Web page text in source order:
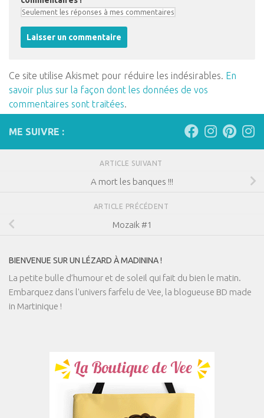
Ce site utilise Akismet pour réduire les indésirables. En
savoir plus sur la façon dont les données de vos
commentaires sont traitées.
ME SUIVRE :
ARTICLE SUIVANT
A mort les banques !!!
ARTICLE PRÉCÉDENT
Mozaik #1
BIENVENUE SUR UN LÉZARD À MADININA !
La petite bulle d’humour et de soleil qui fait du bien le matin.
Embarquez dans l'univers farfelu de Vee, la blogueuse BD made
in Martinique !